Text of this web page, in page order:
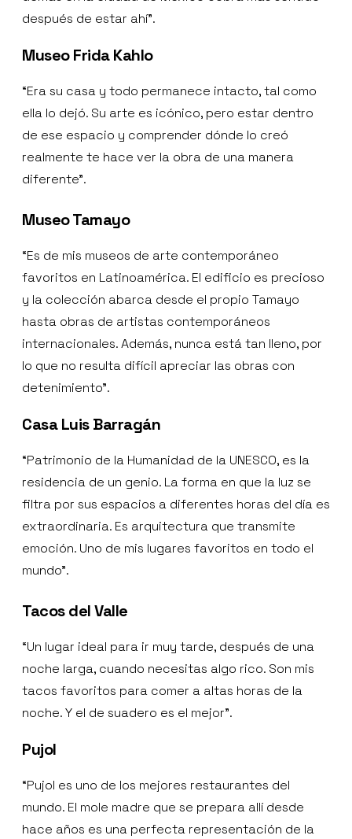
después de estar ahí”.
Museo Frida Kahlo
“Era su casa y todo permanece intacto, tal como
ella lo dejó. Su arte es icónico, pero estar dentro
de ese espacio y comprender dónde lo creó
realmente te hace ver la obra de una manera
diferente”.
Museo Tamayo
“Es de mis museos de arte contemporáneo
favoritos en Latinoamérica. El edificio es precioso
y la colección abarca desde el propio Tamayo
hasta obras de artistas contemporáneos
internacionales. Además, nunca está tan lleno, por
lo que no resulta difícil apreciar las obras con
detenimiento”.
Casa Luis Barragán
“Patrimonio de la Humanidad de la UNESCO, es la
residencia de un genio. La forma en que la luz se
filtra por sus espacios a diferentes horas del día es
extraordinaria. Es arquitectura que transmite
emoción. Uno de mis lugares favoritos en todo el
mundo”.
Tacos del Valle
“Un lugar ideal para ir muy tarde, después de una
noche larga, cuando necesitas algo rico. Son mis
tacos favoritos para comer a altas horas de la
noche. Y el de suadero es el mejor”.
Pujol
“Pujol es uno de los mejores restaurantes del
mundo. El mole madre que se prepara allí desde
hace años es una perfecta representación de la